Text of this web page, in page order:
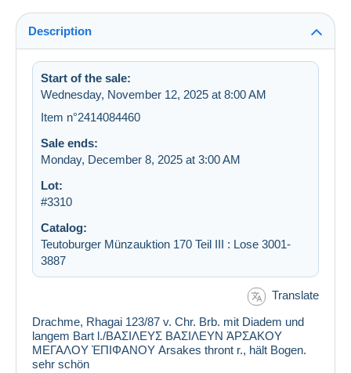
Description
Start of the sale:
Wednesday, November 12, 2025 at 8:00 AM
Item n°2414084460
Sale ends:
Monday, December 8, 2025 at 3:00 AM
Lot:
#3310
Catalog:
Teutoburger Münzauktion 170 Teil III : Lose 3001-
3887
Translate
Drachme, Rhagai 123/87 v. Chr. Brb. mit Diadem und
langem Bart l./ΒΑΣΙΛΕΥΣ ΒΑΣΙΛΕΥΝ ἈΡΣΑΚΟΥ
ΜΕΓΑΛΟΥ ἘΠΙΦΑΝΟΥ Arsakes thront r., hält Bogen.
sehr schön